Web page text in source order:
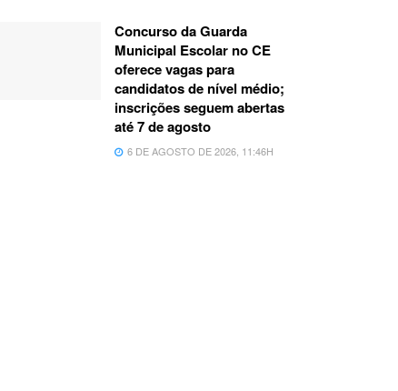
Concurso da Guarda
Municipal Escolar no CE
oferece vagas para
candidatos de nível médio;
inscrições seguem abertas
até 7 de agosto
6 DE AGOSTO DE 2026, 11:46H